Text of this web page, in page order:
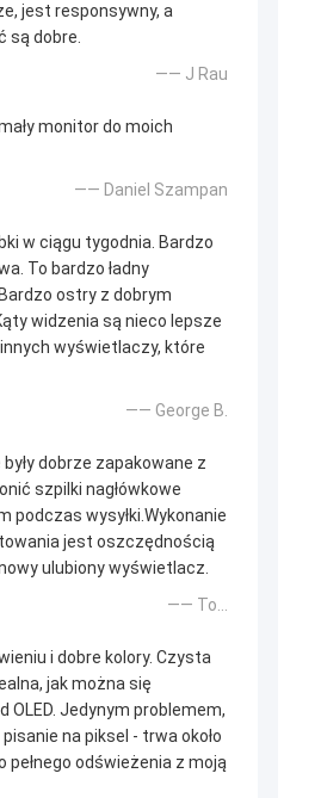
jest responsywny, a
są dobre.
—— J Rau
monitor do moich
—— Daniel Szampan
w ciągu tygodnia. Bardzo
To bardzo ładny
ostry z dobrym
widzenia są nieco lepsze
wyświetlaczy, które
—— George B.
dobrze zapakowane z
szpilki nagłówkowe
podczas wysyłki.Wykonanie
jest oszczędnością
ulubiony wyświetlacz.
—— To...
i dobre kolory. Czysta
jak można się
OLED. Jedynym problemem,
na piksel - trwa około
pełnego odświeżenia z moją